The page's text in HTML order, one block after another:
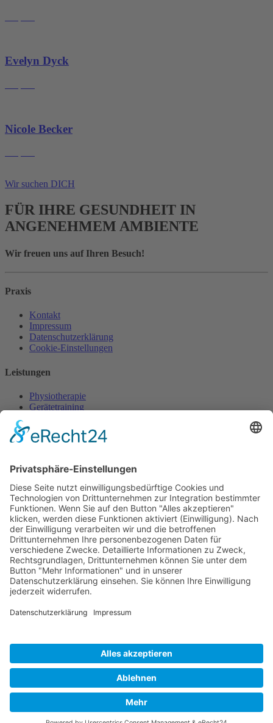
Evelyn Dyck
Nicole Becker
Wir suchen DICH
FÜR IHRE GESUNDHEIT IN
ANGENEHMEM AMBIENTE
Wir freuen uns auf Ihren Besuch!
Praxis
Kontakt
Impressum
Datenschutzerklärung
Cookie-Einstellungen
Leistungen
Physiotherapie
Gerätetraining
Beckenbodentraining
Wellness
Über uns
Praxis - Galerie
Virtueller Rundgang
Das Team
Videos
Kontakt & Öffnungszeiten
Neuwieder Physiotherapie
Dierdorfer Straße 93
02631 - 9466180
muss JavaScript eingeschaltet sein.
Fr 08:00 - 16:00 Uhr
(weitere Termine nach Absprache)
Bitte Termin stets vereinbaren!
COPYRIGHT © NEUWIEDER PHYSIOTHERAPIEPRAXIS VINICIUS
SCHUDY - Alle Rechte vorbehalten